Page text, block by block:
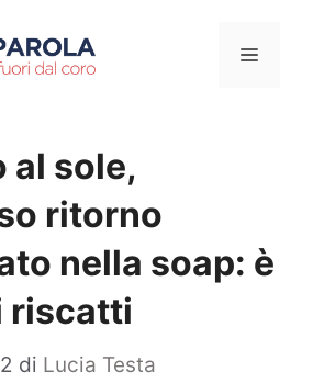
Menu
al sole,
ritorno
nella soap: è
riscatti
di Lucia Testa